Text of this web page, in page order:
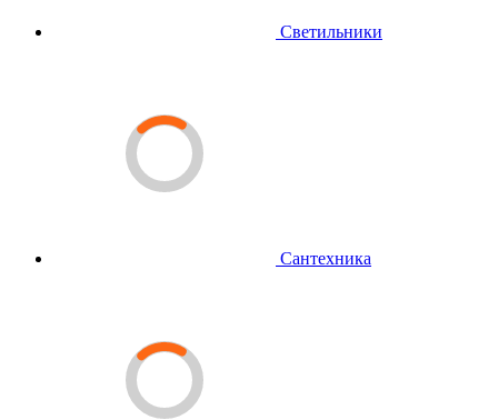
Светильники
Сантехника